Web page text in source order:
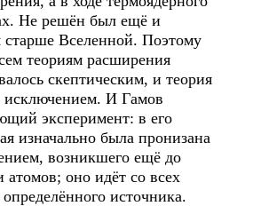
Не решён был ещё и
старше Вселенной. Поэтому
теориям расширения
скептическим, и теория
исключением. И Гамов
эксперимент: в его
изначально была пронизана
возникшего ещё до
атомов; оно идёт со всех
источника.